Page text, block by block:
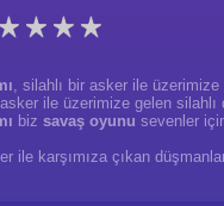
, silahlı bir asker ile üzerimize
ile üzerimize gelen
biz savaş oyunu sevenler
ile karşımıza çıkan